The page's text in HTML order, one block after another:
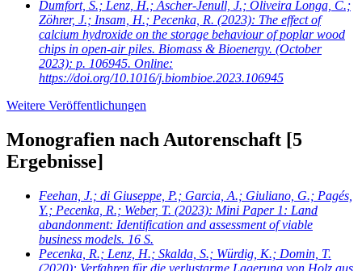
Dumfort, S.; Lenz, H.; Ascher-Jenull, J.; Oliveira Longa, C.;
Zöhrer, J.; Insam, H.; Pecenka, R. (2023): The effect of
calcium hydroxide on the storage behaviour of poplar wood
chips in open-air piles. Biomass & Bioenergy. (October
2023): p. 106945. Online:
https://doi.org/10.1016/j.biombioe.2023.106945
Weitere Veröffentlichungen
Monografien nach Autorenschaft [5
Ergebnisse]
Feehan, J.; di Giuseppe, P.; Garcia, A.; Giuliano, G.; Pagés,
Y.; Pecenka, R.; Weber, T. (2023): Mini Paper 1: Land
abandonment: Identification and assessment of viable
business models. 16 S.
Pecenka, R.; Lenz, H.; Skalda, S.; Würdig, K.; Domin, T.